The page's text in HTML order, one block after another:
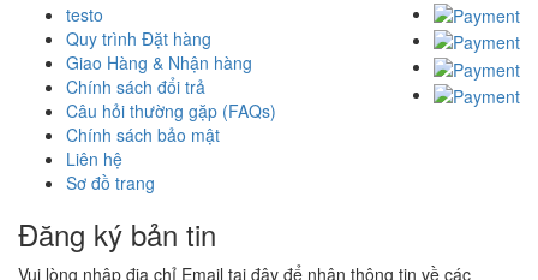
testo
Quy trình Đặt hàng
Giao Hàng & Nhận hàng
Chính sách đổi trả
Câu hỏi thường gặp (FAQs)
Chính sách bảo mật
Liên hệ
Sơ đồ trang
Đăng ký bản tin
Vui lòng nhập địa chỉ Email tại đây để nhận thông tin về các